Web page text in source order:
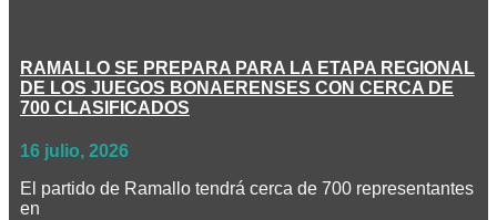
RAMALLO SE PREPARA PARA LA ETAPA REGIONAL
DE LOS JUEGOS BONAERENSES CON CERCA DE
700 CLASIFICADOS
16 julio, 2026
El partido de Ramallo tendrá cerca de 700 representantes
en